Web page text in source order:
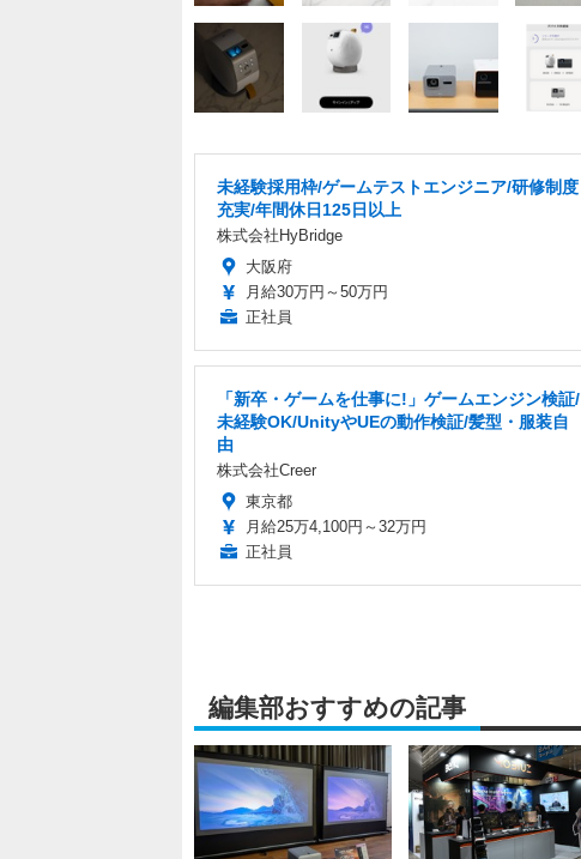
未経験採用枠/ゲームテストエンジニア/研修制度
充実/年間休日125日以上
株式会社HyBridge
大阪府
月給30万円～50万円
正社員
「新卒・ゲームを仕事に!」ゲームエンジン検証/
未経験OK/UnityやUEの動作検証/髪型・服装自
由
株式会社Creer
東京都
月給25万4,100円～32万円
正社員
編集部おすすめの記事